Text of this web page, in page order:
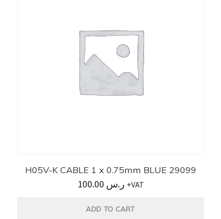
H05V-K CABLE 1 x 0.75mm BLUE 29099
ر.س +VAT
ADD TO CART